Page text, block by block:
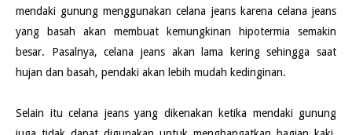
mendaki gunung menggunakan celana jeans karena celana jeans
yang basah akan membuat kemungkinan hipotermia semakin
besar. Pasalnya, celana jeans akan lama kering sehingga saat
hujan dan basah, pendaki akan lebih mudah kedinginan.
Selain itu celana jeans yang dikenakan ketika mendaki gunung